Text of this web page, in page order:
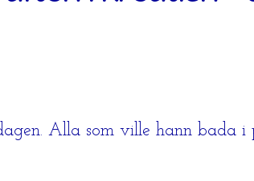
Alla som ville hann bada